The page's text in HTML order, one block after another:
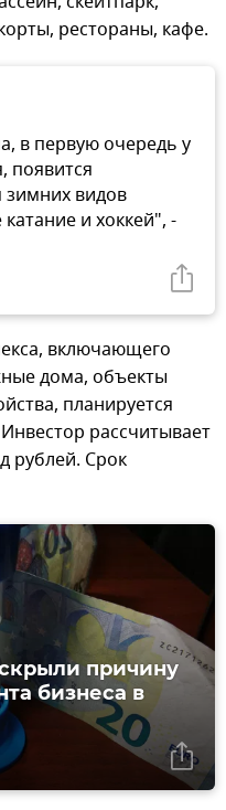
рестораны, кафе.
в первую очередь у
появится
зимних видов
и хоккей", -
включающего
дома, объекты
планируется
рассчитывает
рублей. Срок
причину
бизнеса в